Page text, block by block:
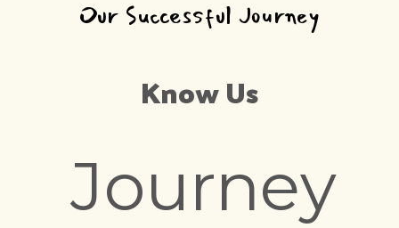
Our Successful Journey
Know Us
Journey